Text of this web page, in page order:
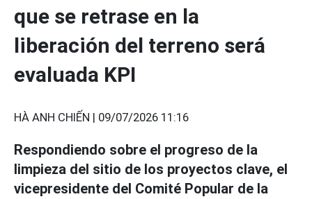
que se retrase en la
liberación del terreno será
evaluada KPI
HÀ ANH CHIẾN | 09/07/2026 11:16
Respondiendo sobre el progreso de la
limpieza del sitio de los proyectos clave, el
vicepresidente del Comité Popular de la